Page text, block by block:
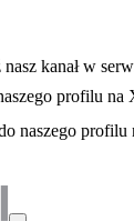
się w nowej karcie
kanał w
karcie profilu
się w nowej karcie
naszego profilu